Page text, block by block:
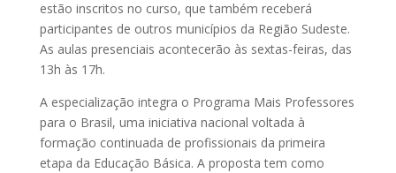
estão inscritos no curso, que também receberá
participantes de outros municípios da Região Sudeste.
As aulas presenciais acontecerão às sextas-feiras, das
13h às 17h.
A especialização integra o Programa Mais Professores
para o Brasil, uma iniciativa nacional voltada à
formação continuada de profissionais da primeira
etapa da Educação Básica. A proposta tem como